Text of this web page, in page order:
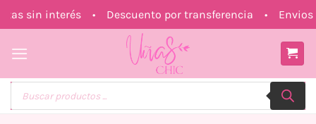
al
sin interés • Descuento por transferencia • Envios a
Búsqueda